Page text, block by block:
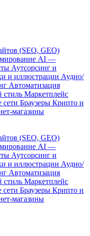
(SEO, GEO)
AI —
Аутсорсинг и
и иллюстрации Аудио/
Автоматизация
Маркетплейс
Браузеры Крипто и
магазины
(SEO, GEO)
AI —
Аутсорсинг и
и иллюстрации Аудио/
Автоматизация
Маркетплейс
Браузеры Крипто и
магазины